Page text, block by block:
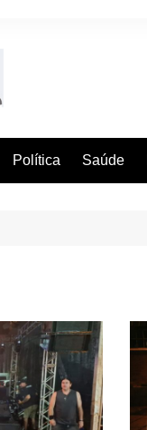
Política Saúde